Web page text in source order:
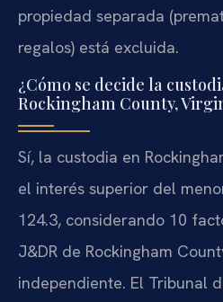
propiedad separada
regalos) está excluida.
¿Cómo se decide la
Rockingham County,
Sí, la custodia en
el interés superior del
124.3, considerando 10
J&DR de Rockingham
independiente. El Tribunal